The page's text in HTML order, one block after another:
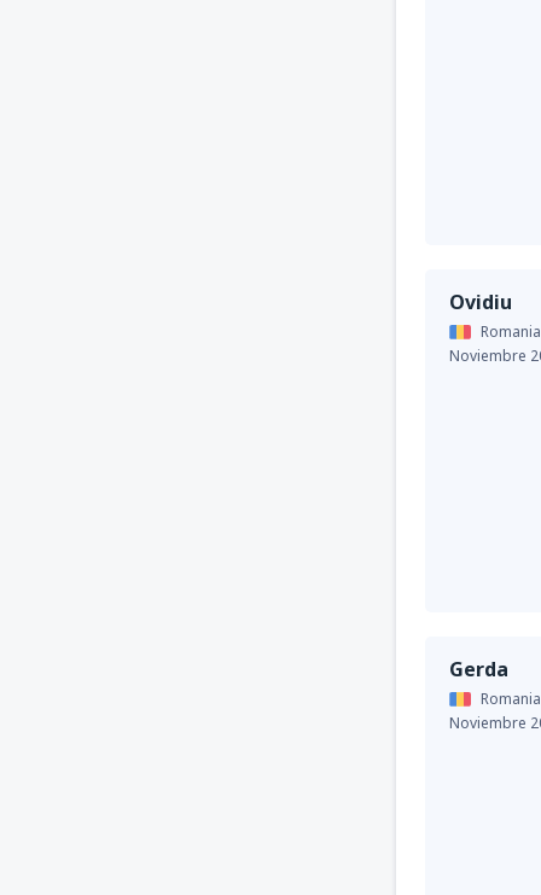
Ovidiu
Noviembre
Gerda
Noviembre